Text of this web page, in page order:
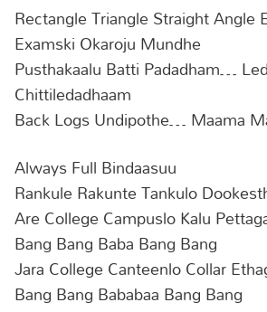
Rectangle Triangle Straight Angle
Examski Okaroju Mundhe
Pusthakaalu Batti Padadham…
Chittiledadhaam
Back Logs Undipothe… Maama
Always Full Bindaasuu
Rankule Rakunte Tankulo
Are College Campuslo Kalu
Bang Bang Baba Bang Bang
Jara College Canteenlo Collar
Bang Bang Bababaa Bang Bang